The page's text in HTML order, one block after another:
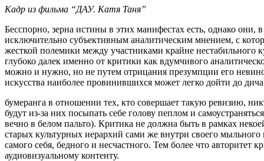
Кадр из фильма “ДАУ. Катя Таня”
Бесспорно, зерна истины в этих манифестах есть, однако
исключительно субъективным аналитическим мнением, с
жесткой полемики между участниками крайне нестабильного
глубоко далек именно от критики как вдумчивого
можно и нужно, но не путем отрицания презумпции его
искусства наиболее провинившихся может легко дойти до
бумеранга в отношении тех, кто совершает такую ревизию,
будут из-за них посыпать себе голову пеплом и
вечно в белом пальто). Критика не должна быть в рамках
старых культурных иерархий сами же внутри своего
самого себя, бедного и несчастного. Тем более что
аудиовизуальному контенту.